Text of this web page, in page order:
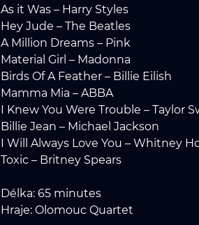
As it Was – Harry Styles
Hey Jude – The Beatles
A Million Dreams – Pink
Material Girl – Madonna
Birds Of A Feather – Billie Eilish
Mamma Mia – ABBA
I Knew You Were Trouble – Taylor
Billie Jean – Michael Jackson
I Will Always Love You – Whitney
Toxic – Britney Spears
Délka: 65 minutes
Hraje: Olomouc Quartet